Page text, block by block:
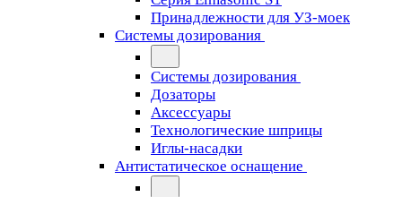
Принадлежности для УЗ-моек
Системы дозирования
Системы дозирования
Дозаторы
Аксессуары
Технологические шприцы
Иглы-насадки
Антистатическое оснащение